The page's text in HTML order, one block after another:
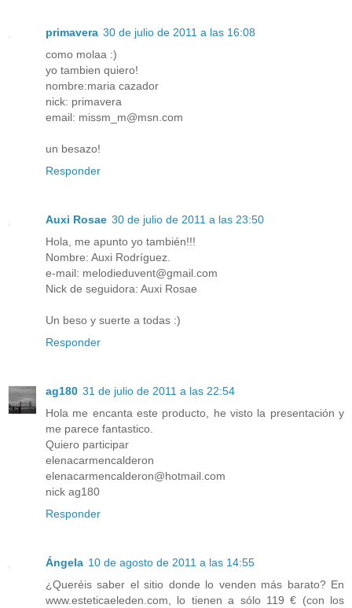
primavera 30 de julio de 2011 a las 16:08
como molaa :)
yo tambien quiero!
nombre:maria cazador
nick: primavera
email: missm_m@msn.com
un besazo!
Responder
Auxi Rosae 30 de julio de 2011 a las 23:50
Hola, me apunto yo también!!!
Nombre: Auxi Rodríguez.
e-mail: melodieduvent@gmail.com
Nick de seguidora: Auxi Rosae
Un beso y suerte a todas :)
Responder
ag180 31 de julio de 2011 a las 22:54
Hola me encanta este producto, he visto la presentación y
me parece fantastico.
Quiero participar
elenacarmencalderon
elenacarmencalderon@hotmail.com
nick ag180
Responder
Ángela 10 de agosto de 2011 a las 14:55
¿Queréis saber el sitio donde lo venden más barato? En
www.esteticaeleden.com, lo tienen a sólo 119 € (con los